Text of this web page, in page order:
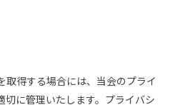
取得する場合には、当会のプライ
切に管理いたします。プライバシ